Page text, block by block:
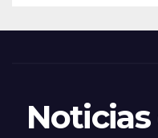
Noticias